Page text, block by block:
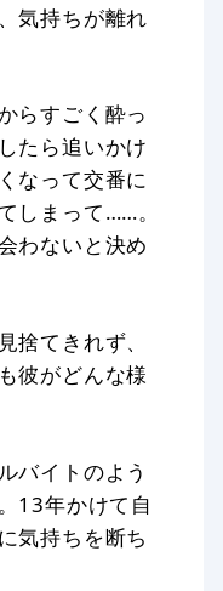
気持ちが離れ
らすごく酔っ
たら追いかけ
なって交番に
しまって……。
わないと決め
捨てきれず、
彼がどんな様
バイトのよう
13年かけて自
気持ちを断ち